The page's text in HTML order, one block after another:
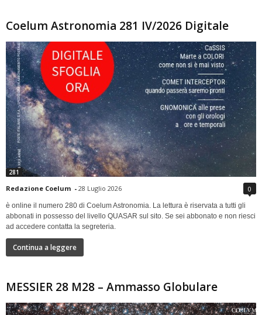
Coelum Astronomia 281 IV/2026 Digitale
281
Redazione Coelum - 28 Luglio 2026 0
è online il numero 280 di Coelum Astronomia. La lettura è riservata a tutti gli
abbonati in possesso del livello QUASAR sul sito. Se sei abbonato e non riesci
ad accedere contatta la segreteria.
Continua a leggere
MESSIER 28 M28 – Ammasso Globulare